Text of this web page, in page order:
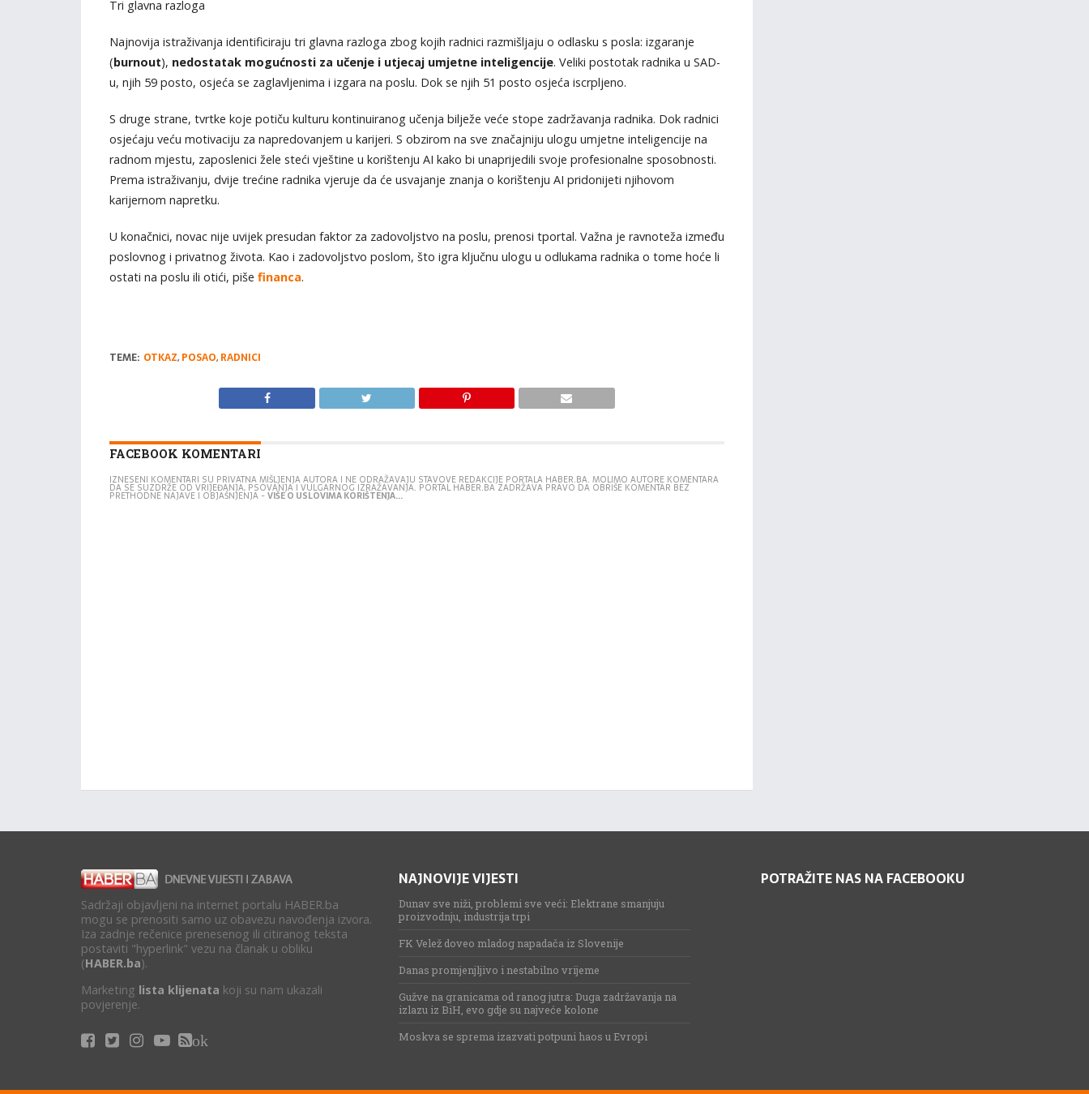
Tri glavna razloga
Najnovija istraživanja identificiraju tri glavna razloga zbog kojih radnici razmišljaju o odlasku s posla: izgaranje
(burnout), nedostatak mogućnosti za učenje i utjecaj umjetne inteligencije. Veliki postotak radnika u SAD-
u, njih 59 posto, osjeća se zaglavljenima i izgara na poslu. Dok se njih 51 posto osjeća iscrpljeno.
S druge strane, tvrtke koje potiču kulturu kontinuiranog učenja bilježe veće stope zadržavanja radnika. Dok radnici
osjećaju veću motivaciju za napredovanjem u karijeri. S obzirom na sve značajniju ulogu umjetne inteligencije na
radnom mjestu, zaposlenici žele steći vještine u korištenju AI kako bi unaprijedili svoje profesionalne sposobnosti.
Prema istraživanju, dvije trećine radnika vjeruje da će usvajanje znanja o korištenju AI pridonijeti njihovom
karijernom napretku.
U konačnici, novac nije uvijek presudan faktor za zadovoljstvo na poslu, prenosi tportal. Važna je ravnoteža između
poslovnog i privatnog života. Kao i zadovoljstvo poslom, što igra ključnu ulogu u odlukama radnika o tome hoće li
ostati na poslu ili otići, piše financa.
TEME: OTKAZ, POSAO, RADNICI
FACEBOOK KOMENTARI
IZNESENI KOMENTARI SU PRIVATNA MIŠLJENJA AUTORA I NE ODRAŽAVAJU STAVOVE REDAKCIJE PORTALA HABER.BA. MOLIMO AUTORE KOMENTARA
DA SE SUZDRŽE OD VRIJEĐANJA, PSOVANJA I VULGARNOG IZRAŽAVANJA. PORTAL HABER.BA ZADRŽAVA PRAVO DA OBRIŠE KOMENTAR BEZ
PRETHODNE NAJAVE I OBJAŠNJENJA -VIŠE O USLOVIMA KORIŠTENJA...
Sadržaji objavljeni na internet portalu HABER.ba
mogu se prenositi samo uz obavezu navođenja izvora.
Iza zadnje rečenice prenesenog ili citiranog teksta
postaviti "hyperlink" vezu na članak u obliku
(HABER.ba).
Marketing lista klijenata koji su nam ukazali
povjerenje.
ok
NAJNOVIJE VIJESTI
Dunav sve niži, problemi sve veći: Elektrane smanjuju
proizvodnju, industrija trpi
FK Velež doveo mladog napadača iz Slovenije
Danas promjenjljivo i nestabilno vrijeme
Gužve na granicama od ranog jutra: Duga zadržavanja na
izlazu iz BiH, evo gdje su najveće kolone
Moskva se sprema izazvati potpuni haos u Evropi
POTRAŽITE NAS NA FACEBOOKU